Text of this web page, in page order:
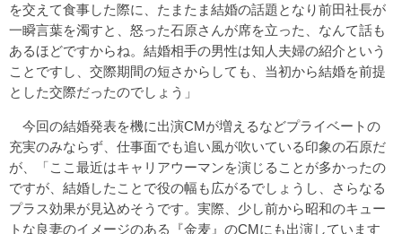
を交えて食事した際に、たまたま結婚の話題となり前田社長が
一瞬言葉を濁すと、怒った石原さんが席を立った、なんて話も
あるほどですからね。結婚相手の男性は知人夫婦の紹介という
ことですし、交際期間の短さからしても、当初から結婚を前提
とした交際だったのでしょう」
今回の結婚発表を機に出演CMが増えるなどプライベートの
充実のみならず、仕事面でも追い風が吹いている印象の石原だ
が、「ここ最近はキャリアウーマンを演じることが多かったの
ですが、結婚したことで役の幅も広がるでしょうし、さらなる
プラス効果が見込めそうです。実際、少し前から昭和のキュー
トな良妻のイメージのある『金麦』のCMにも出演しています